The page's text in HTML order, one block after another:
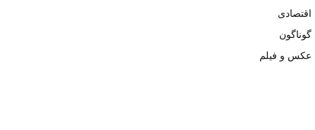
اقتصادی
گوناگون
عکس و فیلم